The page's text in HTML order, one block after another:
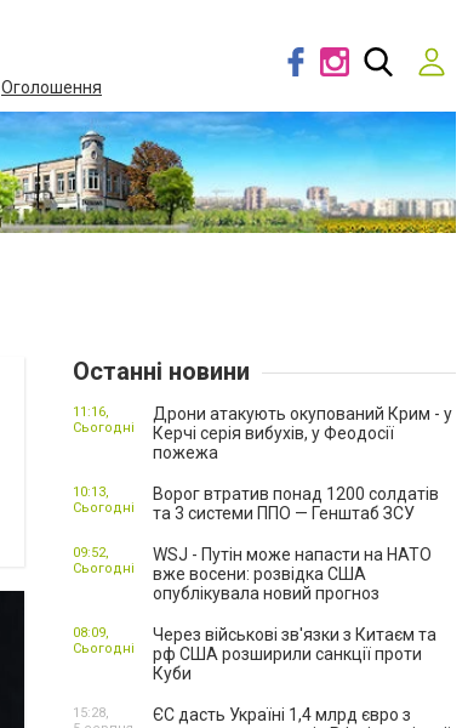
Оголошення
Останні новини
Дрони атакують окупований Крим - у
Керчі серія вибухів, у Феодосії
пожежа
11:16,
Сьогодні
Ворог втратив понад 1200 солдатів
та 3 системи ППО — Генштаб ЗСУ
10:13,
Сьогодні
WSJ - Путін може напасти на НАТО
вже восени: розвідка США
опублікувала новий прогноз
09:52,
Сьогодні
Через військові зв'язки з Китаєм та
рф США розширили санкції проти
Куби
08:09,
Сьогодні
ЄС дасть Україні 1,4 млрд євро з
15:28,